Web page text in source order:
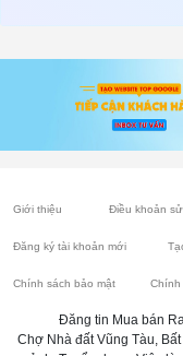
Giới thiệu Điều khoản
Đăng ký tài khoản mới
Chính sách bảo mật Chính
Đăng tin Mua bán
Chợ Nhà đất Vũng Tàu,